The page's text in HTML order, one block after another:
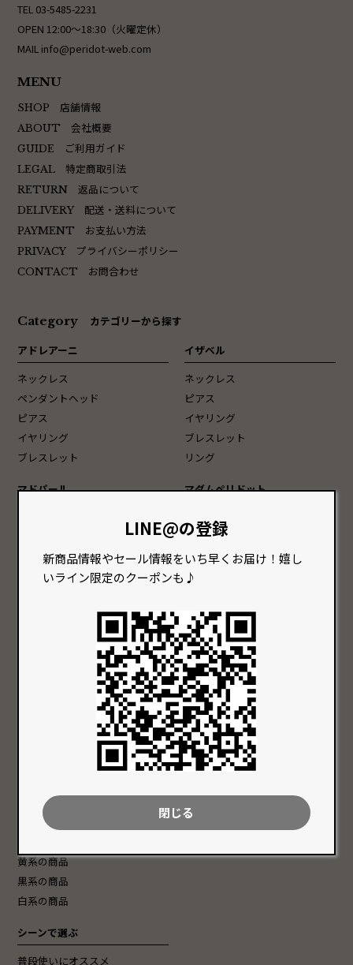
LINE@の登録
新商品情報やセール情報をいち早くお届け！嬉し
いライン限定のクーポンも♪
閉じる
TEL 03-5485-2231
OPEN 12:00〜18:30（火曜定休）
MAIL info@peridot-web.com
MENU
SHOP 店舗情報
ABOUT 会社概要
GUIDE ご利用ガイド
LEGAL 特定商取引法
RETURN 返品について
DELIVERY 配送・送料について
PAYMENT お支払い方法
PRIVACY プライバシーポリシー
CONTACT お問合わせ
Category
カテゴリーから探す
アドレアーニ
ネックレス
ペンダントヘッド
ピアス
イヤリング
ブレスレット
イザベル
ネックレス
ピアス
イヤリング
ブレスレット
リング
マドパール
ピアス
イヤリング
マダムペリドット
ネックレス
ピアス
イヤリング
ヘアピン
Vaccari[ヴェネチアンガラス]
スペシャル
チェーン・チョーカー
特徴から探す
赤系の商品
青系の商品
黄系の商品
黒系の商品
白系の商品
価格で選ぶ
10,001円 〜 20,000円以内
20,001円 〜 30,000円以内
シーンで選ぶ
普段使いにオススメ